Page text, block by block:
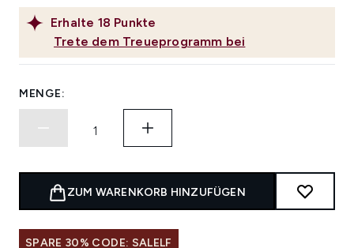
Erhalte 18 Punkte
Trete dem Treueprogramm bei
MENGE:
ZUM WARENKORB HINZUFÜGEN
SPARE 30% CODE: SALELF